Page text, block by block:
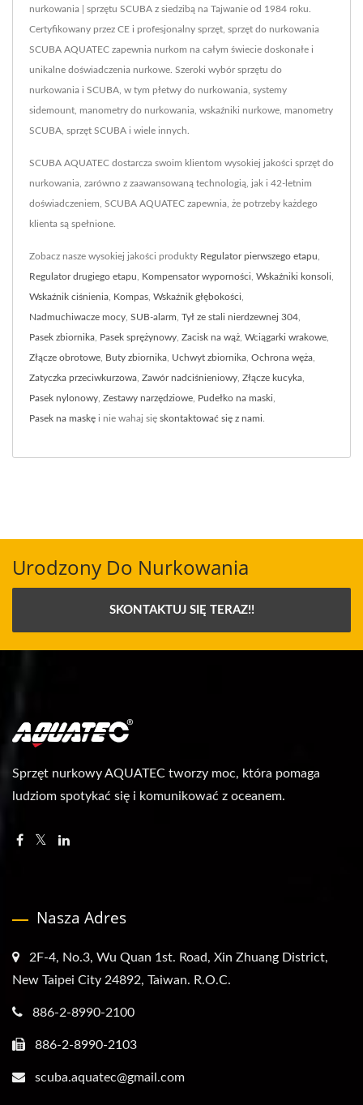
nurkowania | sprzętu SCUBA z siedzibą na Tajwanie od 1984 roku.
Certyfikowany przez CE i profesjonalny sprzęt, sprzęt do nurkowania
SCUBA AQUATEC zapewnia nurkom na całym świecie doskonałe i
unikalne doświadczenia nurkowe. Szeroki wybór sprzętu do
nurkowania i SCUBA, w tym płetwy do nurkowania, systemy
sidemount, manometry do nurkowania, wskaźniki nurkowe, manometry
SCUBA, sprzęt SCUBA i wiele innych.
SCUBA AQUATEC dostarcza swoim klientom wysokiej jakości sprzęt do
nurkowania, zarówno z zaawansowaną technologią, jak i 42-letnim
doświadczeniem, SCUBA AQUATEC zapewnia, że potrzeby każdego
klienta są spełnione.
Zobacz nasze wysokiej jakości produkty Regulator pierwszego etapu
Regulator drugiego etapu Kompensator wyporności Wskaźniki konsoli
Wskaźnik ciśnienia Kompas Wskaźnik głębokości
Nadmuchiwacze mocy SUB-alarm Tył ze stali nierdzewnej 304
Pasek zbiornika Pasek sprężynowy Zacisk na wąż Wciągarki wrakowe
Złącze obrotowe Buty zbiornika Uchwyt zbiornika Ochrona węża
Zatyczka przeciwkurzowa Zawór nadciśnieniowy Złącze kucyka
Pasek nylonowy Zestawy narzędziowe Pudełko na maski
Pasek na maskę i nie wahaj się skontaktować się z nami
Urodzony Do Nurkowania
SKONTAKTUJ SIĘ TERAZ!!
Sprzęt nurkowy AQUATEC tworzy moc, która pomaga
ludziom spotykać się i komunikować z oceanem.
Nasza Adres
2F-4, No.3, Wu Quan 1st. Road, Xin Zhuang District,
New Taipei City 24892, Taiwan. R.O.C.
886-2-8990-2100
886-2-8990-2103
scuba.aquatec@gmail.com